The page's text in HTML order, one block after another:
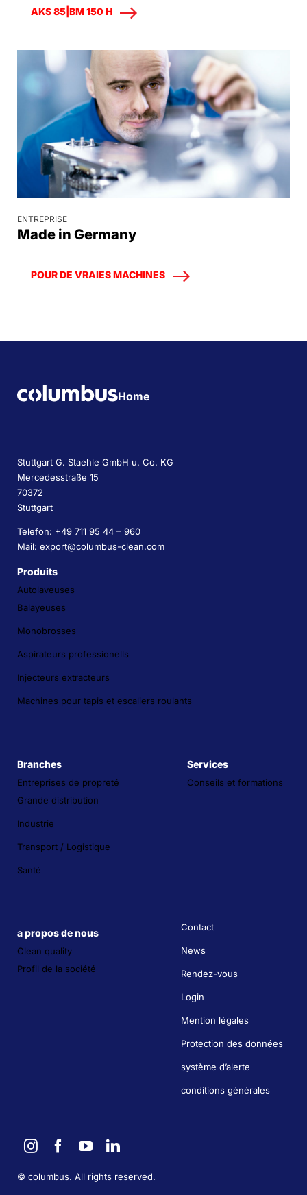
AKS 85|BM 150 H
ENTREPRISE
Made in Germany
POUR DE VRAIES MACHINES
Home
Stuttgart G. Staehle GmbH u. Co. KG
Mercedesstraße 15
70372
Stuttgart
Telefon: +49 711 95 44 – 960
Mail: export@columbus-clean.com
Produits
Autolaveuses
Balayeuses
Monobrosses
Aspirateurs professionells
Injecteurs extracteurs
Machines pour tapis et escaliers roulants
Branches
Entreprises de propreté
Grande distribution
Industrie
Transport / Logistique
Santé
Services
Conseils et formations
a propos de nous
Clean quality
Profil de la société
Contact
News
Rendez-vous
Login
Mention légales
Protection des données
système d’alerte
conditions générales
© columbus. All rights reserved.